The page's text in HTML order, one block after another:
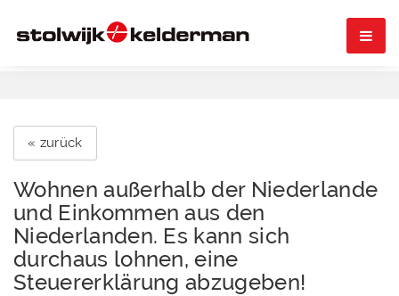

« zurück
Wohnen außerhalb der Niederlande
und Einkommen aus den
Niederlanden. Es kann sich
durchaus lohnen, eine
Steuererklärung abzugeben!